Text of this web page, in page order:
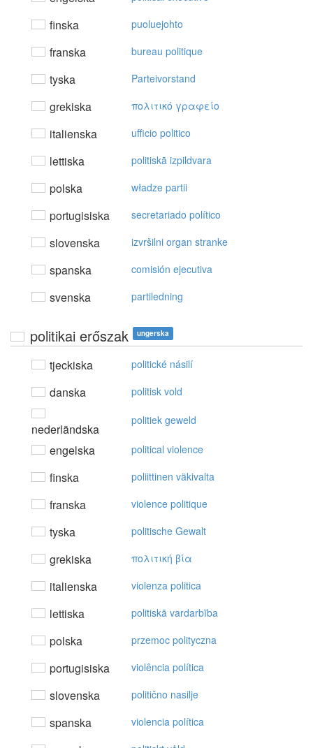
finska puoluejohto
franska bureau politique
tyska Parteivorstand
grekiska πoλιτικό γραφείo
italienska ufficio politico
lettiska politiskā izpildvara
polska władze partii
portugisiska secretariado político
slovenska izvršilni organ stranke
spanska comisión ejecutiva
svenska partiledning
politikai erőszak ungerska
tjeckiska politické násilí
danska politisk vold
nederländska
politiek geweld
engelska political violence
finska poliittinen väkivalta
franska violence politique
tyska politische Gewalt
grekiska πoλιτική βία
italienska violenza politica
lettiska politiskā vardarbība
polska przemoc polityczna
portugisiska violência política
slovenska politično nasilje
spanska violencia política